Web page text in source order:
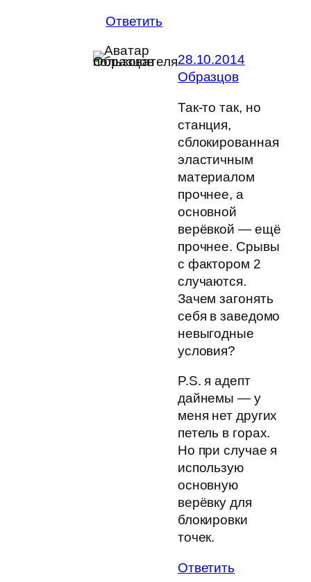
Ответить
28.10.2014
Образцов
Так-то так, но
станция,
сблокированная
эластичным
материалом
прочнее, а
основной
верёвкой — ещё
прочнее. Срывы
с фактором 2
случаются.
Зачем загонять
себя в заведомо
невыгодные
условия?
P.S. я адепт
дайнемы — у
меня нет других
петель в горах.
Но при случае я
использую
основную
верёвку для
блокировки
точек.
Ответить